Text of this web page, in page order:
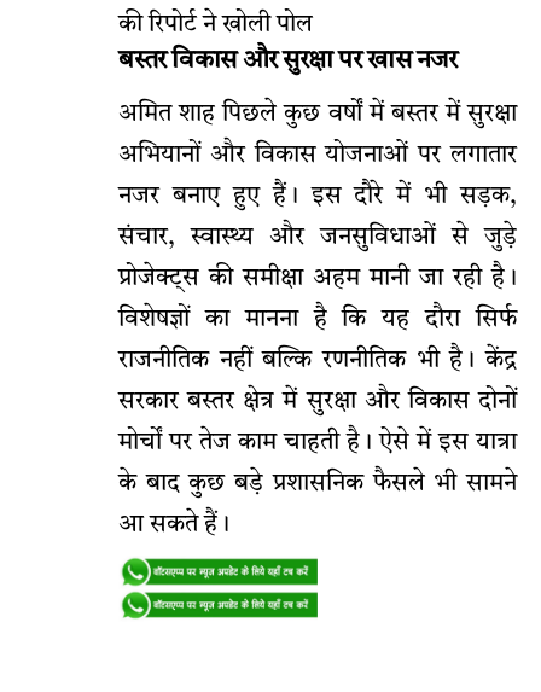
की रिपोर्ट ने खोली पोल
बस्तर विकास और सुरक्षा पर खास नजर
अमित शाह पिछले कुछ वर्षों में बस्तर में सुरक्षा
अभियानों और विकास योजनाओं पर लगातार
नजर बनाए हुए हैं। इस दौरे में भी सड़क,
संचार, स्वास्थ्य और जनसुविधाओं से जुड़े
प्रोजेक्ट्स की समीक्षा अहम मानी जा रही है।
विशेषज्ञों का मानना है कि यह दौरा सिर्फ
राजनीतिक नहीं बल्कि रणनीतिक भी है। केंद्र
सरकार बस्तर क्षेत्र में सुरक्षा और विकास दोनों
मोर्चों पर तेज काम चाहती है। ऐसे में इस यात्रा
के बाद कुछ बड़े प्रशासनिक फैसले भी सामने
आ सकते हैं।